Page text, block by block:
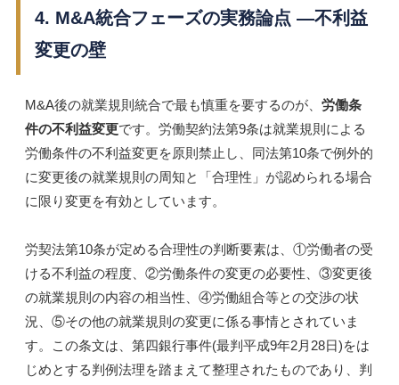
4. M&A統合フェーズの実務論点 ―不利益
変更の壁
M&A後の就業規則統合で最も慎重を要するのが、 労働条
件の不利益変更です。労働契約法第9条は就業規則による
労働条件の不利益変更を原則禁止し、同法第10条で例外的
に変更後の就業規則の周知と「合理性」が認められる場合
に限り変更を有効としています。
労契法第10条が定める合理性の判断要素は、①労働者の受
ける不利益の程度、②労働条件の変更の必要性、③変更後
の就業規則の内容の相当性、④労働組合等との交渉の状
況、⑤その他の就業規則の変更に係る事情とされていま
す。この条文は、第四銀行事件(最判平成9年2月28日)をは
じめとする判例法理を踏まえて整理されたものであり、判